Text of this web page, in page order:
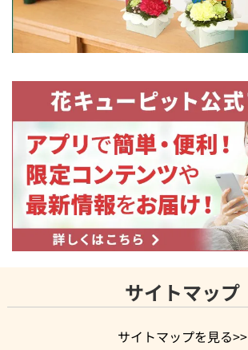
サイトマップ
サイトマップを見る>>